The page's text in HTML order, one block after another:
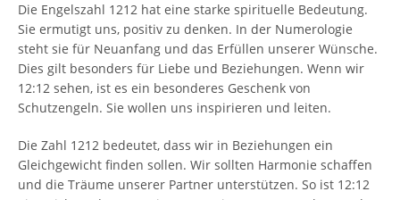
Die Engelszahl 1212 hat eine starke spirituelle Bedeutung.
Sie ermutigt uns, positiv zu denken. In der Numerologie
steht sie für Neuanfang und das Erfüllen unserer Wünsche.
Dies gilt besonders für Liebe und Beziehungen. Wenn wir
12:12 sehen, ist es ein besonderes Geschenk von
Schutzengeln. Sie wollen uns inspirieren und leiten.
Die Zahl 1212 bedeutet, dass wir in Beziehungen ein
Gleichgewicht finden sollen. Wir sollten Harmonie schaffen
und die Träume unserer Partner unterstützen. So ist 12:12